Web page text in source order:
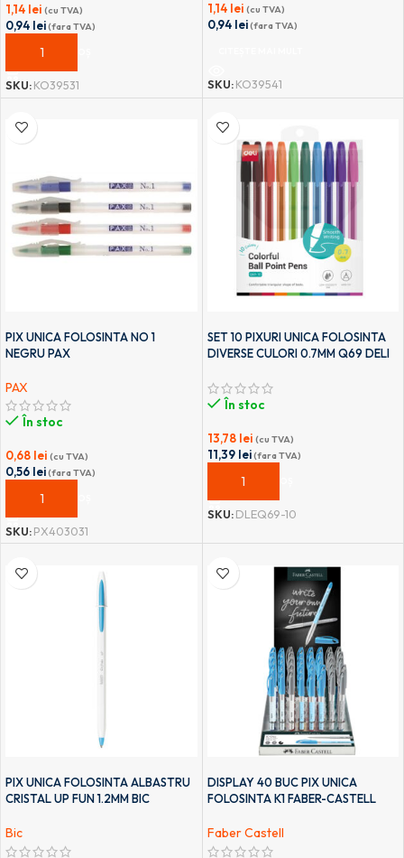
1,14 lei (cu TVA)
0,94 lei(fara TVA)
ADAUGĂ ÎN COȘ
SKU:KO39531
1,14 lei (cu TVA)
0,94 lei(fara TVA)
SKU:KO39541
PIX UNICA FOLOSINTA NO 1
NEGRU PAX
PAX
În stoc
0,68 lei (cu TVA)
0,56 lei(fara TVA)
ADAUGĂ ÎN COȘ
SKU:PX403031
SET 10 PIXURI UNICA FOLOSINTA
DIVERSE CULORI 0.7MM Q69 DELI
În stoc
13,78 lei (cu TVA)
11,39 lei(fara TVA)
ADAUGĂ ÎN COȘ
SKU:DLEQ69-10
PIX UNICA FOLOSINTA ALBASTRU
CRISTAL UP FUN 1.2MM BIC
Bic
DISPLAY 40 BUC PIX UNICA
FOLOSINTA K1 FABER-CASTELL
Faber Castell